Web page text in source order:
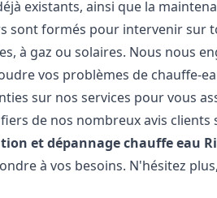
existants, ainsi que la
sont formés pour intervenir sur
à gaz ou solaires. Nous nous
vos problèmes de chauffe-
sur nos services pour vous
de nos nombreux avis
et dépannage chauffe eau
à vos besoins. N'hésitez